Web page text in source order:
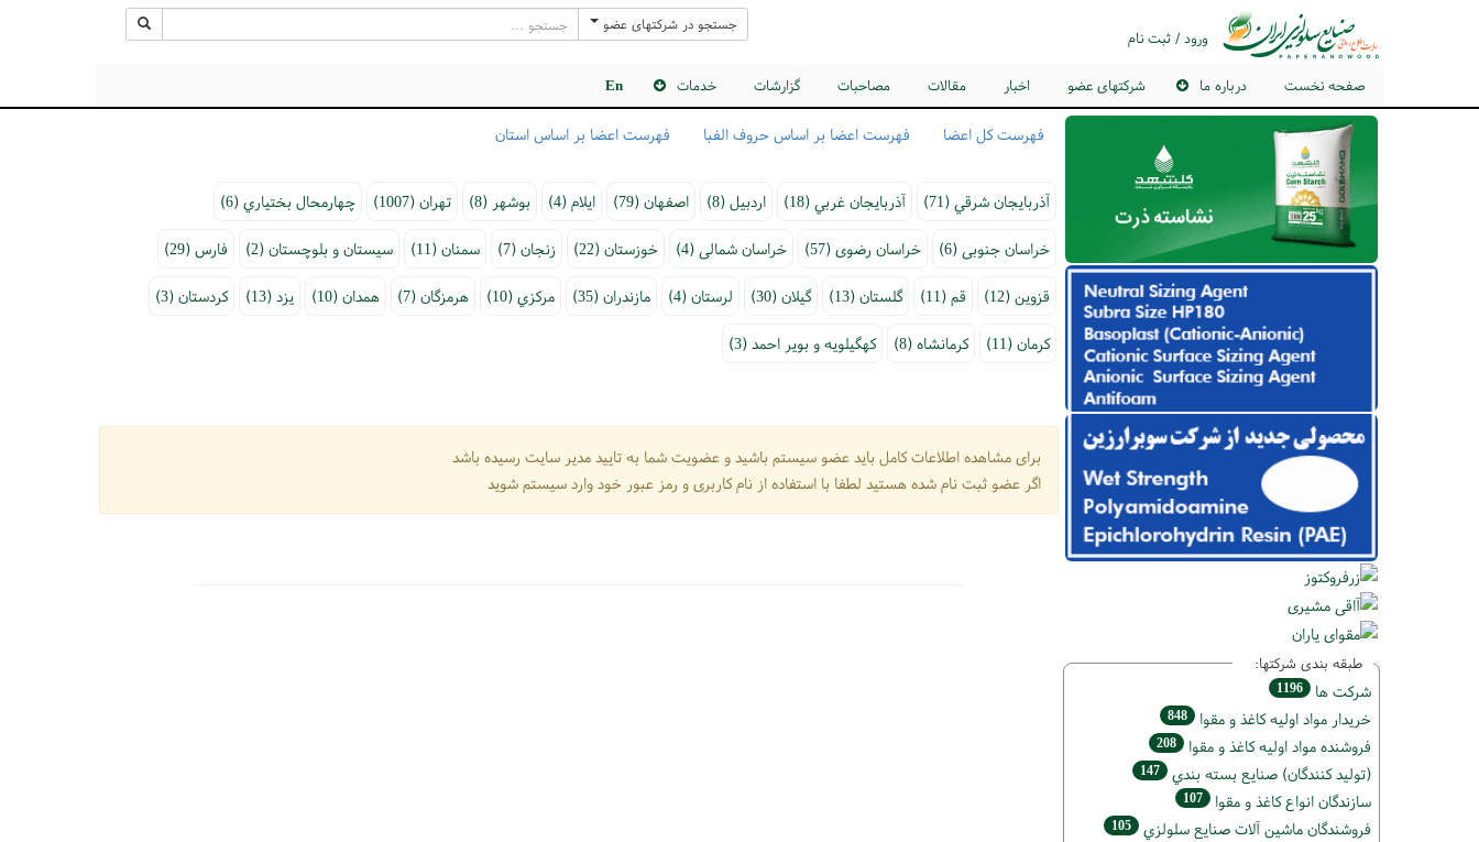
ورود / ثبت نام
جستجو در شرکتهای عضو
صفحه نخست درباره ما شرکتهای عضو اخبار مقالات مصاحبات گزارشات خدمات En
فهرست کل اعضا فهرست اعضا بر اساس حروف الفبا فهرست اعضا بر اساس استان
آذربايجان شرقي (71) آذربايجان غربي (18) اردبيل (8) اصفهان (79) ايلام (4) بوشهر (8) تهران (1007) چهارمحال بختياري (6)
خراسان جنوبی (6) خراسان رضوی (57) خراسان شمالی (4) خوزستان (22) زنجان (7) سمنان (11) سیستان و بلوچستان (2) فارس (29)
قزوين (12) قم (11) گلستان (13) گيلان (30) لرستان (4) مازندران (35) مرکزي (10) هرمزگان (7) همدان (10) يزد (13) کردستان (3)
کرمان (11) کرمانشاه (8) کهگيلويه و بوير احمد (3)
برای مشاهده اطلاعات کامل باید عضو سیستم باشید و عضویت شما به تایید مدیر سایت رسیده باشد
اگر عضو ثبت نام شده هستید لطفا با استفاده از نام کاربری و رمز عبور خود وارد سیستم شوید
طبقه بندی شرکتها:
شركت ها 1196
خريدار مواد اوليه كاغذ و مقوا 848
فروشنده مواد اوليه كاغذ و مقوا 208
(تولید كنندگان) صنايع بسته بندي 147
سازندگان انواع کاغذ و مقوا 107
فروشندگان ماشين آلات صنايع سلولزي 105